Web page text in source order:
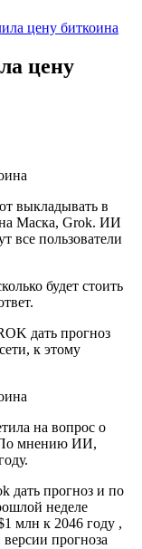
цену биткоина
цену
выкладывать в
Маска, Grok. ИИ
все пользователи
будет стоить
дать прогноз
к этому
на вопрос о
По мнению ИИ,
дать прогноз и по
неделе
млн к 2046 году ,
прогноза